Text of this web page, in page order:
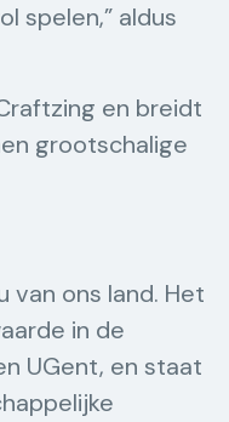
spelen,” aldus
en breidt
grootschalige
ons land. Het
in de
UGent, en staat